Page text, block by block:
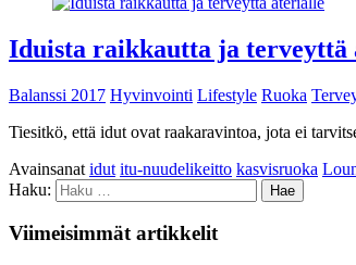
Iduista raikkautta ja terveyttä
Balanssi 2017 Hyvinvointi Lifestyle Ruoka
Tiesitkö, että idut ovat raakaravintoa, jota ei
Avainsanat idut itu-nuudelikeitto kasvisruoka
Haku:
Viimeisimmät artikkelit